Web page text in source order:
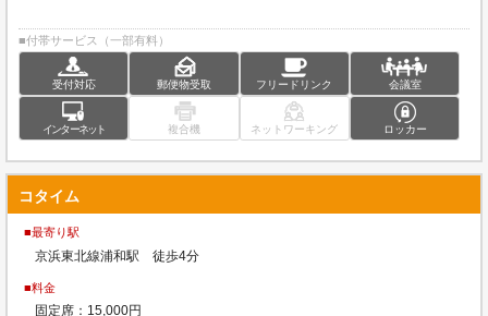
■付帯サービス（一部有料）
受付対応 郵便物受取 フリードリンク 会議室
インターネット 複合機 ネットワーキング ロッカー
コタイム
■最寄り駅
京浜東北線浦和駅 徒歩4分
■料金
固定席：15,000円